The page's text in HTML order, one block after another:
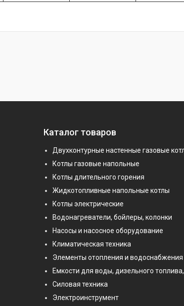
Каталог товаров
Двухконтурные настенные газовые
Котлы газовые напольные
Котлы длительного горения
Жидкотопливные напольные котлы
Котлы электрические
Водонагреватели, бойлеры, колонки
Насосы и насосное оборудование
Климатическая техника
Элементы отопления и водоснабжения
Емкости для воды, дизельного
Силовая техника
Электроинструмент